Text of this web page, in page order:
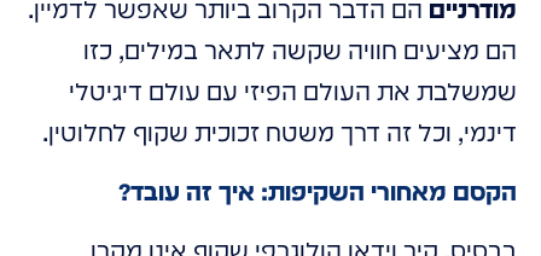
מודרניים הם הדבר הקרוב ביותר שאפשר לדמיין.
הם מציעים חוויה שקשה לתאר במילים, כזו
שמשלבת את העולם הפיזי עם עולם דיגיטלי
דינמי, וכל זה דרך משטח זכוכית שקוף לחלוטין.
הקסם מאחורי השקיפות: איך זה עובד?